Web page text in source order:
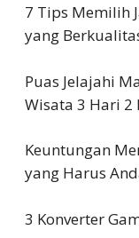
7 Tips Memilih
yang
Puas Jelajahi
Wisata 3 Hari 2
Keuntungan
yang Harus
3 Konverter